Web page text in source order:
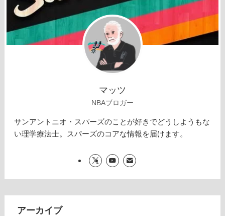
マッツ
NBAブロガー
サンアントニオ・スパーズのことが好きでどうしようもな
い理学療法士。スパーズのコアな情報を届けます。
アーカイブ